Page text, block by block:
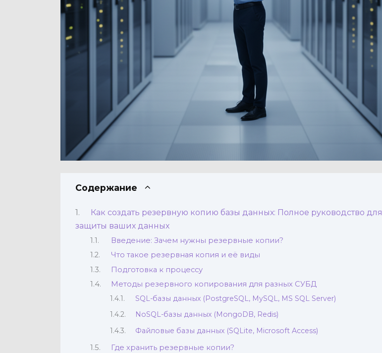
Содержание
Как создать резервную копию базы данных: Полное руководство для
защиты ваших данных
Введение: Зачем нужны резервные копии?
Что такое резервная копия и её виды
Подготовка к процессу
Методы резервного копирования для разных СУБД
SQL-базы данных (PostgreSQL, MySQL, MS SQL Server)
NoSQL-базы данных (MongoDB, Redis)
Файловые базы данных (SQLite, Microsoft Access)
Где хранить резервные копии?